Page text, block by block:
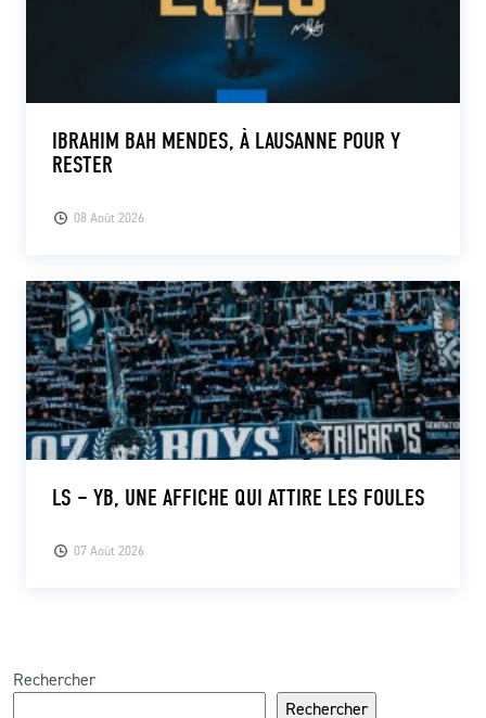
08 Août 2026
IBRAHIM BAH MENDES, À LAUSANNE POUR Y
RESTER
07 Août 2026
LS – YB, UNE AFFICHE QUI ATTIRE LES FOULES
Rechercher
Rechercher